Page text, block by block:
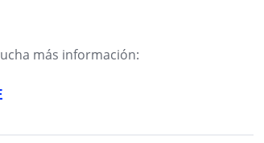
más información: